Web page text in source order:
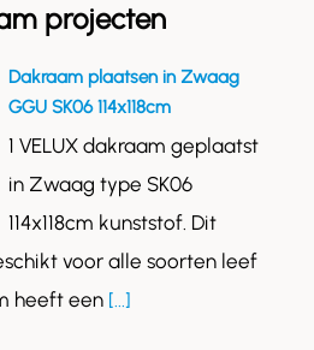
projecten
Dakraam plaatsen in Zwaag
GGU SK06 114x118cm
1 VELUX dakraam geplaatst
in Zwaag type SK06
114x118cm kunststof. Dit
voor alle soorten leef
heeft een [...]